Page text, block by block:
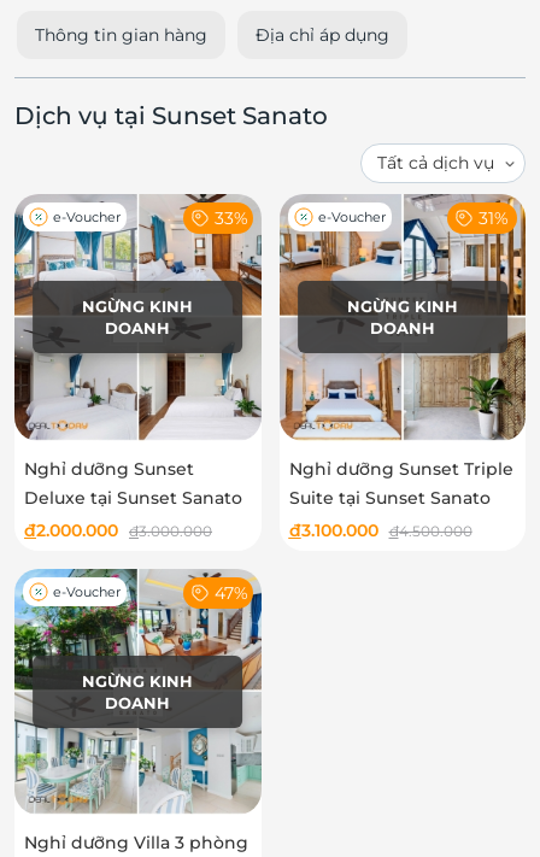
Thông tin gian hàng Địa chỉ áp dụng
Dịch vụ tại Sunset Sanato
NGỪNG KINH
DOANH
e-Voucher 33%
Nghỉ dưỡng Sunset
Deluxe tại Sunset Sanato
đ2.000.000 đ3.000.000
NGỪNG KINH
DOANH
e-Voucher 31%
Nghỉ dưỡng Sunset Triple
Suite tại Sunset Sanato
đ3.100.000 đ4.500.000
NGỪNG KINH
DOANH
e-Voucher 47%
Nghỉ dưỡng Villa 3 phòng